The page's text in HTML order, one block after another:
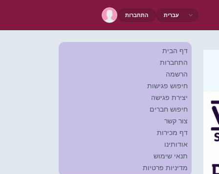
התחברות
דף הבית
התחברות
הרשמה
חיפוש פגישות
יצירת פגישה
חיפוש חברים
צור קשר
דף מכירות
אודותינו
תנאי שימוש
מדיניות פרטיות